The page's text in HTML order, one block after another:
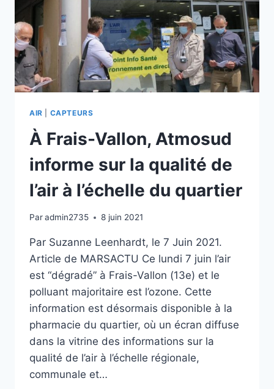
AIR CAPTEURS
À Frais-Vallon, Atmosud
informe sur la qualité de
l’air à l’échelle du quartier
Paradmin2735 8 juin 2021
Par Suzanne Leenhardt, le 7 Juin 2021.
Article de MARSACTU Ce lundi 7 juin l’air
est “dégradé” à Frais-Vallon (13e) et le
polluant majoritaire est l’ozone. Cette
information est désormais disponible à la
pharmacie du quartier, où un écran diffuse
dans la vitrine des informations sur la
qualité de l’air à l’échelle régionale,
communale et…